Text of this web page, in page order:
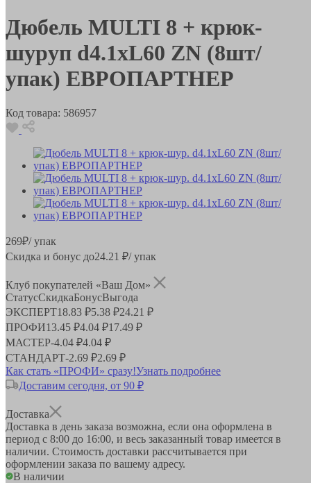
Дюбель MULTI 8 + крюк-
шуруп d4.1хL60 ZN (8шт/
упак) ЕВРОПАРТНЕР
Код товара: 586957
269₽/ упак
Скидка и бонус до24.21 ₽/ упак
Клуб покупателей «Ваш Дом»
СтатусСкидкаБонусВыгода
ЭКСПЕРТ18.83 ₽5.38 ₽24.21 ₽
ПРОФИ13.45 ₽4.04 ₽17.49 ₽
МАСТЕР-4.04 ₽4.04 ₽
СТАНДАРТ-2.69 ₽2.69 ₽
Как стать «ПРОФИ» сразу!Узнать подробнее
Доставим сегодня, от 90 ₽
Доставка
Доставка в день заказа возможна, если она оформлена в
период с 8:00 до 16:00, и весь заказанный товар имеется в
наличии. Стоимость доставки рассчитывается при
оформлении заказа по вашему адресу.
В наличии